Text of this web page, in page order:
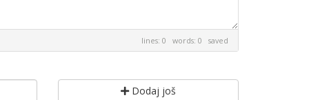
lines: 0 words: 0 saved
Dodaj još